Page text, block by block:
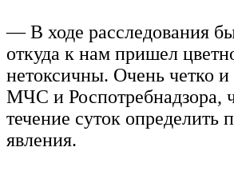
— В ходе расследования
откуда к нам пришел
нетоксичны. Очень четко
МЧС и Роспотребнадзора,
течение суток определить
явления.